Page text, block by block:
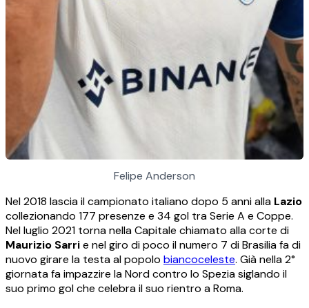
Felipe Anderson
Nel 2018 lascia il campionato italiano dopo 5 anni alla Lazio
collezionando 177 presenze e 34 gol tra Serie A e Coppe.
Nel luglio 2021 torna nella Capitale chiamato alla corte di
Maurizio Sarrie nel giro di poco il numero 7 di Brasilia fa di
nuovo girare la testa al popolo biancoceleste. Già nella 2°
giornata fa impazzire la Nord contro lo Spezia siglando il
suo primo gol che celebra il suo rientro a Roma.